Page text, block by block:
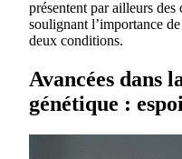
présentent par ailleurs des
soulignant l’importance
deux conditions.
Avancées dans
génétique :